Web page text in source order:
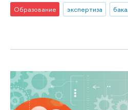
Образование экспертиза